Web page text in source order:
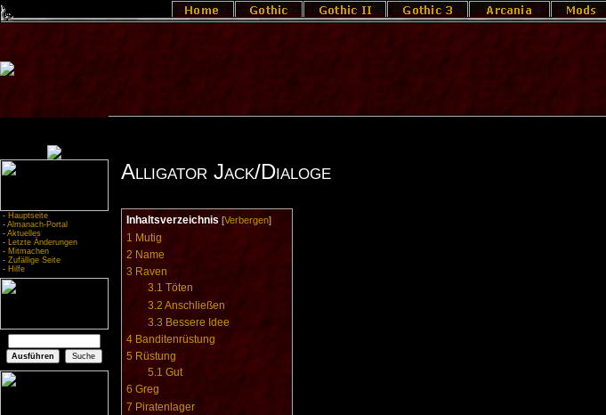
- Hauptseite
- Almanach-Portal
- Aktuelles
- Letzte Änderungen
- Mitmachen
- Zufällige Seite
- Hilfe
Alligator Jack/Dialoge
Inhaltsverzeichnis [Verbergen]
1 Mutig
2 Name
3 Raven
3.1 Töten
3.2 Anschließen
3.3 Bessere Idee
4 Banditenrüstung
5 Rüstung
5.1 Gut
6 Greg
7 Piratenlager